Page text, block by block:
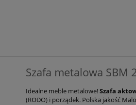
Szafa metalowa SBM
Idealne meble metalowe!Szafa
(RODO) i porządek. Polska jakość